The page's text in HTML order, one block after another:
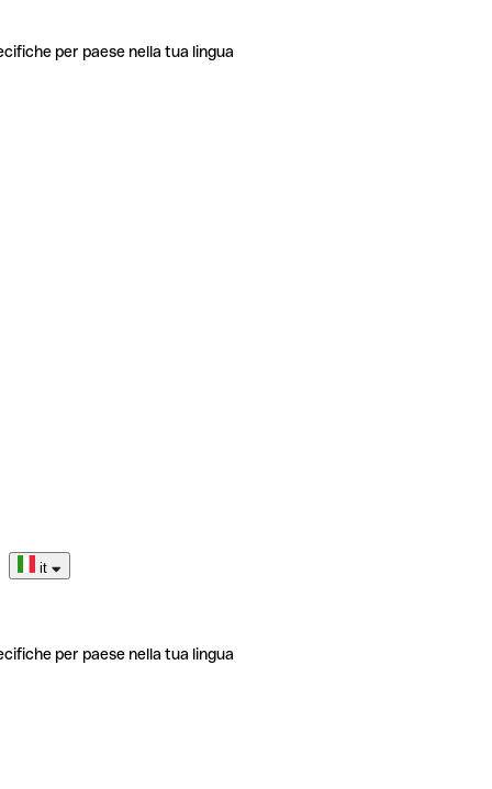
per paese nella tua lingua
it
per paese nella tua lingua